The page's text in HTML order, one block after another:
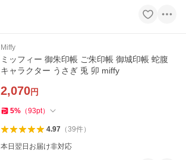
Miffy
ミッフィー 御朱印帳 ご朱印帳 御城印帳 蛇腹
キャラクター うさぎ 兎 卯 miffy
2,070円
5% （93pt）
4.97（39件）
本日翌日お届け非対応